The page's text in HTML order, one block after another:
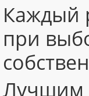
Каждый
при
Лучшим